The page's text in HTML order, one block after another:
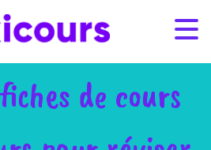
été
! Nos contenus de révision
pour préparer sereinement la
été
! Nos contenus de révision
pour préparer sereinement la
de cours